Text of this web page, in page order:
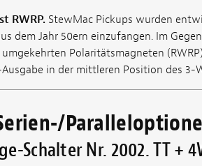
RWRP.StewMac Pickups wurden
dem Jahr 50ern einzufangen. Im
Polaritätsmagneten
in der mittleren Position des 3-
Schalter Nr. 2002. TT +